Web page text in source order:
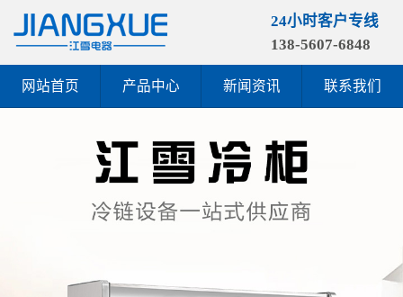
24小时客户专线
138-5607-6848
网站首页 产品中心 新闻资讯 联系我们